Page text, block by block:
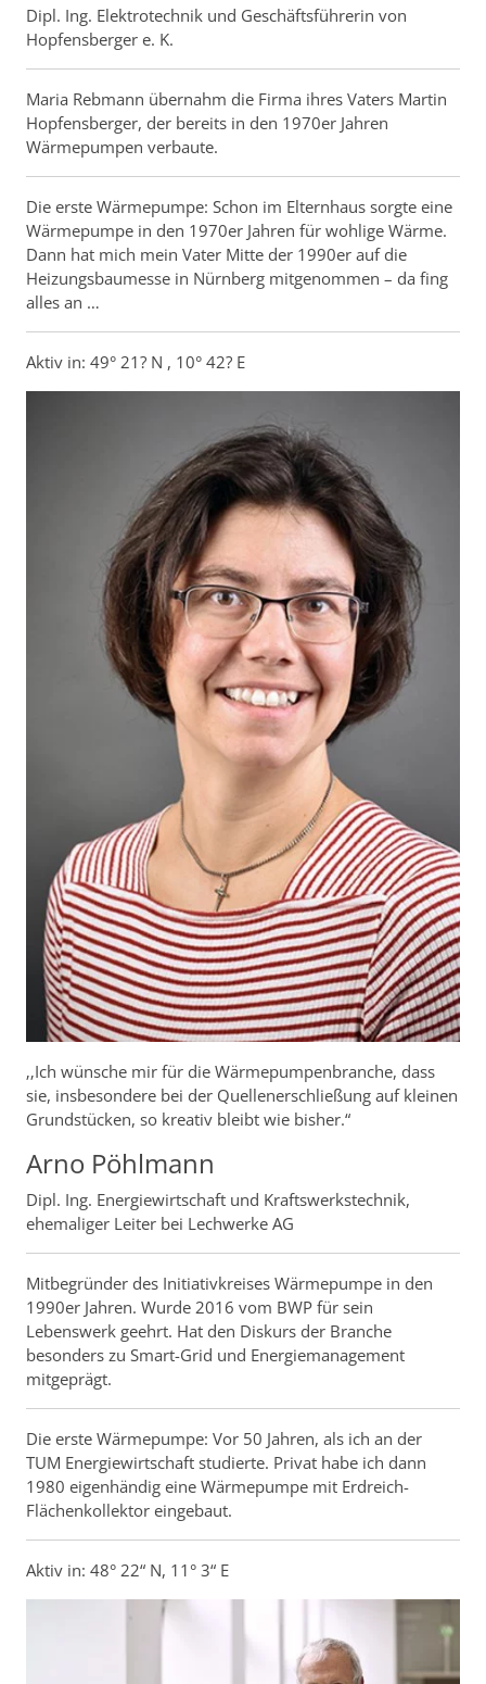
Dipl. Ing. Elektrotechnik und Geschäftsführerin von
Hopfensberger e. K.
Maria Rebmann übernahm die Firma ihres Vaters Martin
Hopfensberger, der bereits in den 1970er Jahren
Wärmepumpen verbaute.
Die erste Wärmepumpe: Schon im Elternhaus sorgte eine
Wärmepumpe in den 1970er Jahren für wohlige Wärme.
Dann hat mich mein Vater Mitte der 1990er auf die
Heizungsbaumesse in Nürnberg mitgenommen – da fing
alles an …
Aktiv in: 49° 21? N , 10° 42? E
‚‚Ich wünsche mir für die Wärmepumpenbranche, dass
sie, insbesondere bei der Quellenerschließung auf kleinen
Grundstücken, so kreativ bleibt wie bisher.“
Arno Pöhlmann
Dipl. Ing. Energiewirtschaft und Kraftswerkstechnik,
ehemaliger Leiter bei Lechwerke AG
Mitbegründer des Initiativkreises Wärmepumpe in den
1990er Jahren. Wurde 2016 vom BWP für sein
Lebenswerk geehrt. Hat den Diskurs der Branche
besonders zu Smart-Grid und Energiemanagement
mitgeprägt.
Die erste Wärmepumpe: Vor 50 Jahren, als ich an der
TUM Energiewirtschaft studierte. Privat habe ich dann
1980 eigenhändig eine Wärmepumpe mit Erdreich-
Flächenkollektor eingebaut.
Aktiv in: 48° 22“ N, 11° 3“ E